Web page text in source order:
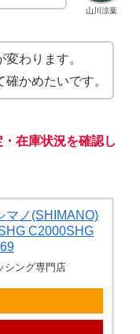
山川涼葉
わります。
かめたいです。
在庫状況を確認し
マノ(SHIMANO)
C2000SHG
シング専門店